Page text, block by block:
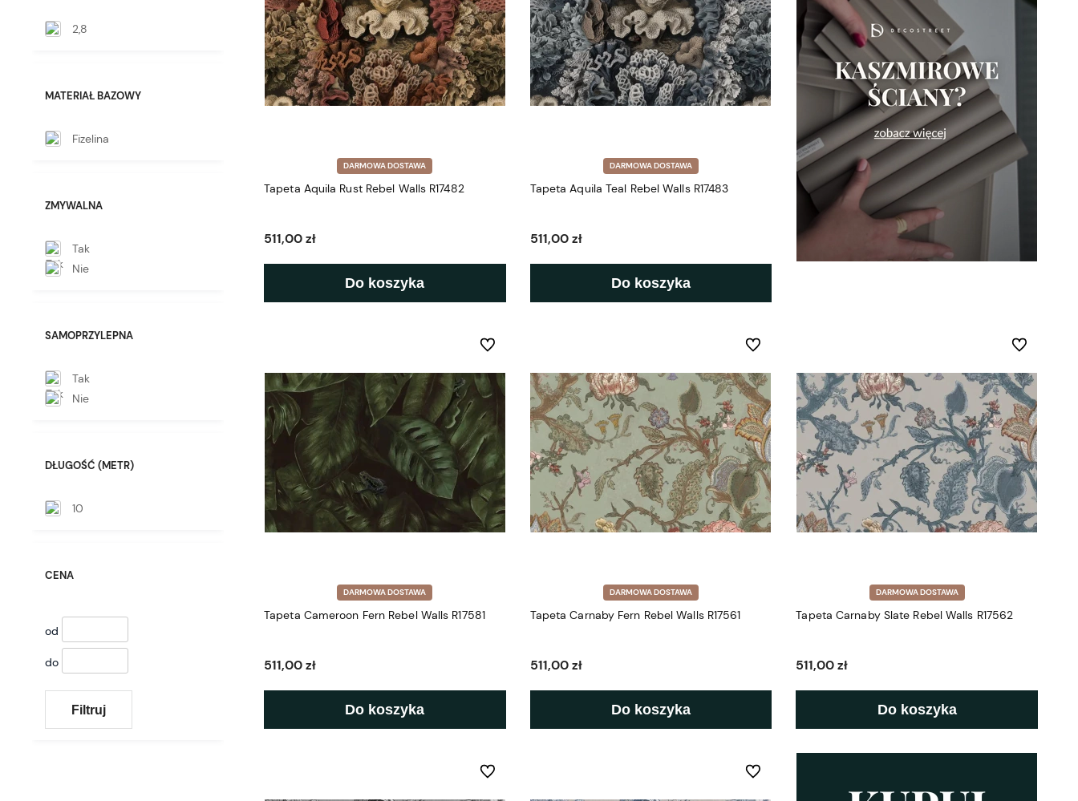
2,8
MATERIAŁ BAZOWY
Fizelina
ZMYWALNA
Tak
Nie
SAMOPRZYLEPNA
Tak
Nie
DŁUGOŚĆ (METR)
10
CENA
od
do
Filtruj
DARMOWA DOSTAWA
Tapeta Aquila Rust Rebel Walls R17482
511,00 zł
Do koszyka
DARMOWA DOSTAWA
Tapeta Aquila Teal Rebel Walls R17483
511,00 zł
Do koszyka
DARMOWA DOSTAWA
Tapeta Cameroon Fern Rebel Walls R17581
511,00 zł
Do koszyka
Do ulubionych
DARMOWA DOSTAWA
Tapeta Carnaby Fern Rebel Walls R17561
511,00 zł
Do koszyka
Do ulubionych
DARMOWA DOSTAWA
Tapeta Carnaby Slate Rebel Walls R17562
511,00 zł
Do koszyka
Do ulubionych
Do ulubionych Do ulubionych